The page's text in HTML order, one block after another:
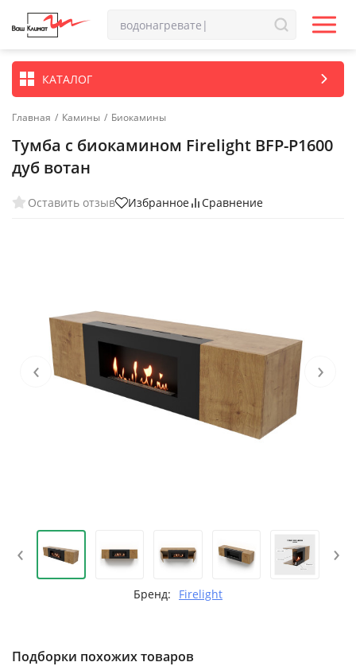
КАТАЛОГ
Главная / Камины / Биокамины
Тумба с биокамином Firelight BFP-P1600
дуб вотан
Оставить отзыв Избранное Сравнение
‹ ›
‹ ›
Бренд: Firelight
Подборки похожих товаров